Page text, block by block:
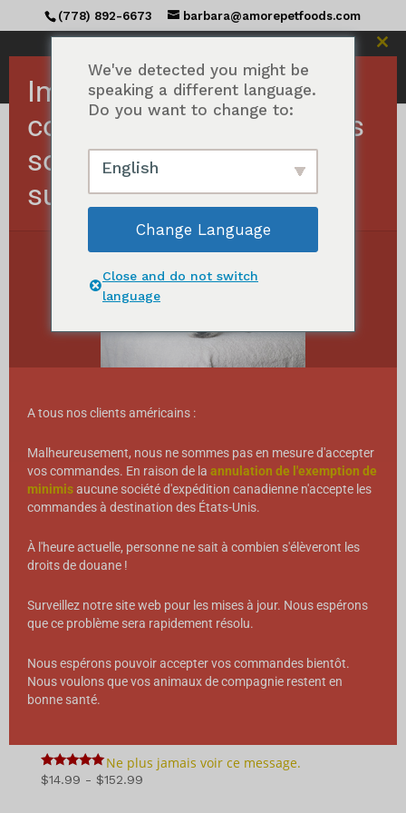
(778) 892-6673 barbara@amorepetfoods.com
Accueil / Produits étiquetés "tongue"
langue
Afficher tous les résultats de 3Classés
par
popularité
5
sur 5
$14.99 - $152.99Gamme
We've detected you might be
speaking a different language.
Do you want to change to:
English
Change Language
Close and do not switch
language
Important ! Les
commandes américaines
sont temporairement
suspendues.
A tous nos clients américains :
Malheureusement, nous ne sommes pas en mesure d'accepter
vos commandes. En raison de la annulation de l'exemption de
minimisaucune société d'expédition canadienne n'accepte les
commandes à destination des États-Unis.
À l'heure actuelle, personne ne sait à combien s'élèveront les
droits de douane !
Surveillez notre site web pour les mises à jour. Nous espérons
que ce problème sera rapidement résolu.
Nous espérons pouvoir accepter vos commandes bientôt.
Nous voulons que vos animaux de compagnie restent en
bonne santé.
Ne plus jamais voir ce message.